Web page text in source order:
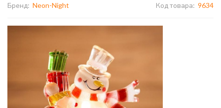
Бренд: Neon-Night Код товара: 9634